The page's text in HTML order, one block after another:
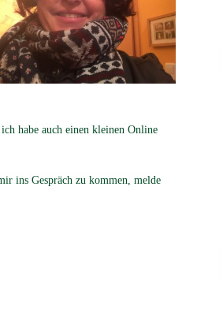
habe auch einen kleinen Online
ins Gespräch zu kommen, melde